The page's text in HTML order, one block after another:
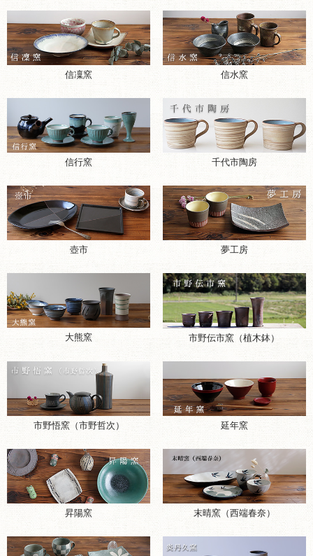
信凜窯 信水窯
信行窯 千代市陶房
壺市 夢工房
大熊窯 市野伝市窯（植木鉢）
市野悟窯（市野哲次） 延年窯
昇陽窯 末晴窯（西端春奈）